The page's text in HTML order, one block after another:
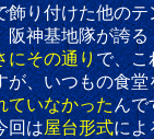
けた他のテン
基地隊が誇る
にその通りで、こ
つもの食堂を
なかったんで
は屋台形式によ